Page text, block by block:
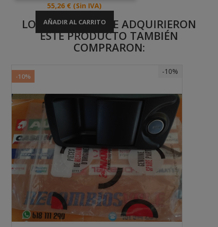
Precio
55,26 € (Sin IVA)
AÑADIR AL CARRITO
LOS CLIENTES QUE ADQUIRIERON
ESTE PRODUCTO TAMBIÉN
COMPRARON:
-10%
-10%